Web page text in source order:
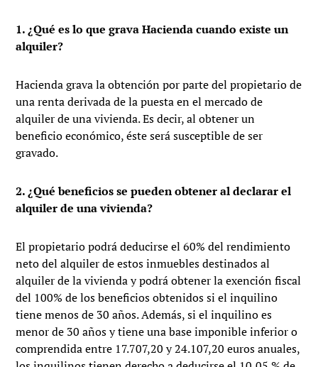
1. ¿Qué es lo que grava Hacienda cuando existe un
alquiler?
Hacienda grava la obtención por parte del propietario de
una renta derivada de la puesta en el mercado de
alquiler de una vivienda. Es decir, al obtener un
beneficio económico, éste será susceptible de ser
gravado.
2. ¿Qué beneficios se pueden obtener al declarar el
alquiler de una vivienda?
El propietario podrá deducirse el 60% del rendimiento
neto del alquiler de estos inmuebles destinados al
alquiler de la vivienda y podrá obtener la exención fiscal
del 100% de los beneficios obtenidos si el inquilino
tiene menos de 30 años. Además, si el inquilino es
menor de 30 años y tiene una base imponible inferior o
comprendida entre 17.707,20 y 24.107,20 euros anuales,